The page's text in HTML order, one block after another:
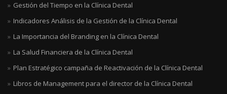
Gestión del Tiempo en la Clínica Dental
Indicadores Análisis de la Gestión de la Clínica Dental
La Importancia del Branding en la Clínica Dental
La Salud Financiera de la Clínica Dental
Plan Estratégico campaña de Reactivación de la Clínica Dental
Libros de Management para el director de la Clínica Dental